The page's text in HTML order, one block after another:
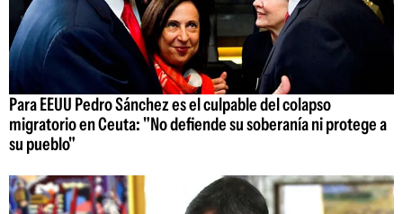
Para EEUU Pedro Sánchez es el culpable del colapso
migratorio en Ceuta: "No defiende su soberanía ni protege a
su pueblo"